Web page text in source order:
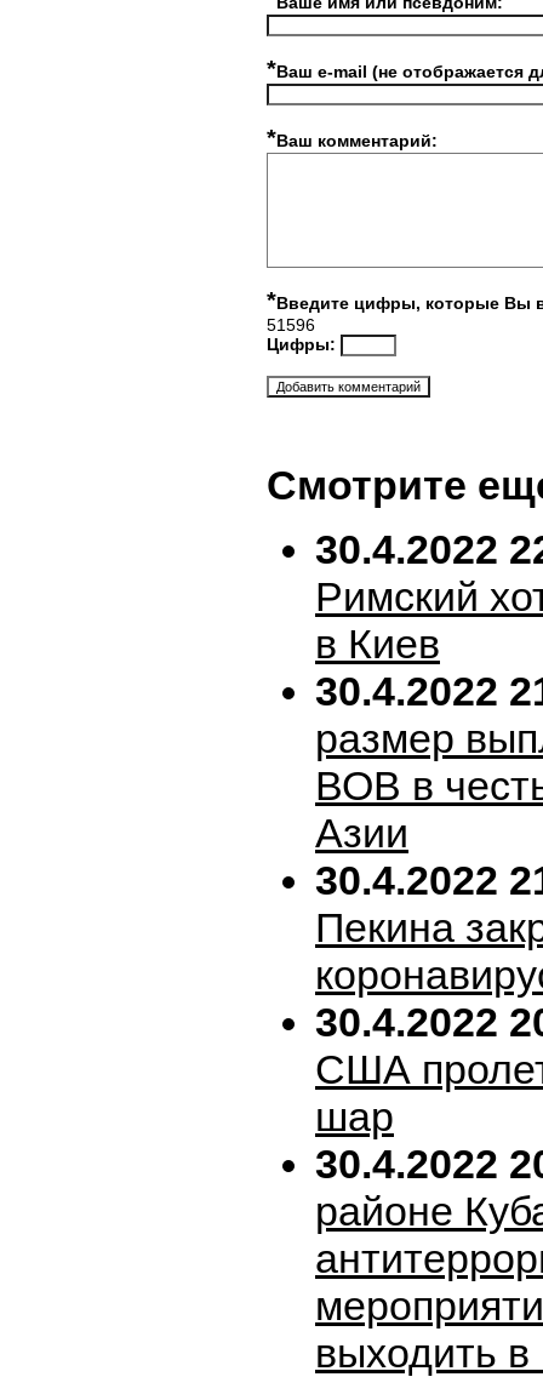
*Ваш e-mail (не отображается
*Ваш комментарий:
*Введите цифры, которые Вы
51596
Цифры:
Смотрите
30.4.2022
Римский
в Киев
30.4.2022
размер
ВОВ в
Азии
30.4.2022
Пекина
30.4.2022
США
шар
30.4.2022
районе
выходить